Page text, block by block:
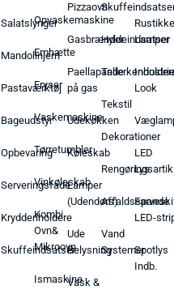
Salatslynger
Mandolinjern
Pastaværktøj
Bageudstyr
Opbevaring
Serveringsfade
Krydderiholdere
Skuffeindsatser
Opvaskemaskine
Emhætte
Fryser
Vaskemaskine
Tørretumbler
Vinkøleskab
Kombi
Ovn&
Mikroovn
Ismaskine
Pizzaovn
Gasbrænder
Paellapande
på gas
Udekøkken
Køleskab
Lamper
(Udendørs)
Ude
Belysning
Vask &
Hyldeindsatser
Tekstil
Dekorationer
Affaldsspande
Vand
Systemer
Rustikke
Lamper
Look
LED
Lys
LED-
Spotlys
Indb.